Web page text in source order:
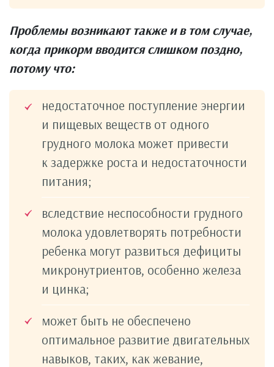
Проблемы возникают также и в том случае,
когда прикорм вводится слишком поздно,
потому что:
недостаточное поступление энергии
и пищевых веществ от одного
грудного молока может привести
к задержке роста и недостаточности
питания;
вследствие неспособности грудного
молока удовлетворять потребности
ребенка могут развиться дефициты
микронутриентов, особенно железа
и цинка;
может быть не обеспечено
оптимальное развитие двигательных
навыков, таких, как жевание,